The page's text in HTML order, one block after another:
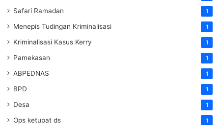
Safari Ramadan 1
Menepis Tudingan Kriminalisasi 1
Kriminalisasi Kasus Kerry 1
Pamekasan 1
ABPEDNAS 1
BPD 1
Desa 1
Ops ketupat ds 1